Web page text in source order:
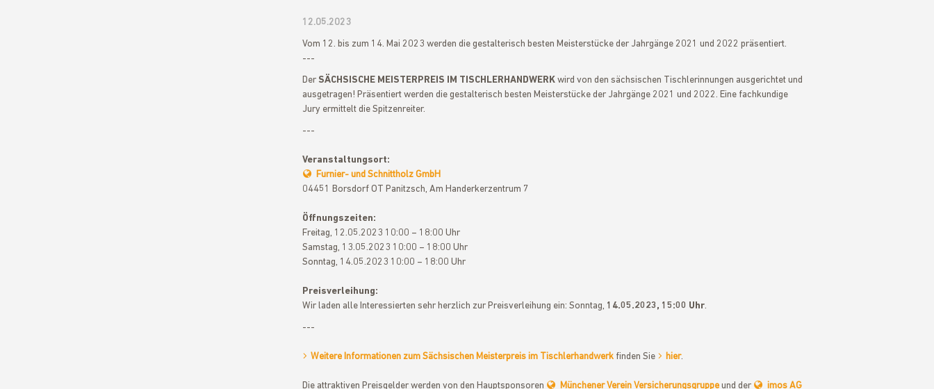
12.05.2023
Vom 12. bis zum 14. Mai 2023 werden die gestalterisch besten Meisterstücke der Jahrgänge 2021 und 2022 präsentiert.
---
Der SÄCHSISCHE MEISTERPREIS IM TISCHLERHANDWERKwird von den sächsischen Tischlerinnungen ausgerichtet und
ausgetragen! Präsentiert werden die gestalterisch besten Meisterstücke der Jahrgänge 2021 und 2022. Eine fachkundige
Jury ermittelt die Spitzenreiter.
---
Veranstaltungsort:
Furnier- und Schnittholz GmbH
04451 Borsdorf OT Panitzsch, Am Handerkerzentrum 7
Öffnungszeiten:
Freitag, 12.05.2023 10:00 – 18:00 Uhr
Samstag, 13.05.2023 10:00 – 18:00 Uhr
Sonntag, 14.05.2023 10:00 – 18:00 Uhr
Preisverleihung:
Wir laden alle Interessierten sehr herzlich zur Preisverleihung ein: Sonntag, 14.05.2023, 15:00 Uhr.
---
Weitere Informationen zum Sächsischen Meisterpreis im Tischlerhandwerkfinden Sie hier.
Die attraktiven Preisgelder werden von den Hauptsponsoren Münchener Verein Versicherungsgruppeund der imos AG